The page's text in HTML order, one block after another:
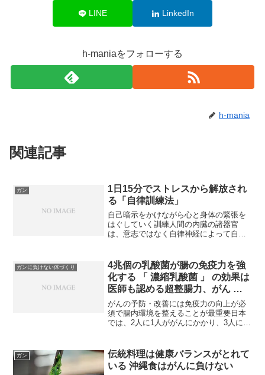
LINE LinkedIn
h-maniaをフォローする
h-mania
関連記事
ガン
1日15分でストレスから解放され
る「自律訓練法」
自己暗示をかけながら心と身体の緊張を
はぐしていく訓練人間の内臓の諸器官
は、意志ではなく自律神経によって自動
と交感神経が作用して緊張が高まり、興
奮する。その後、副交感神経...
ガンに負けない体づくり
4兆個の乳酸菌が腸の免疫力を強
化する 「 濃縮乳酸菌 」 の効果は
医師も認める超整腸力、がん 撃
退力
がんの予防・改善には免疫力の向上が必
須で腸内環境を整えることが最重要日本
では、2人に1人ががんにかかり、3人に1
療の副作用に耐えられる状態を維持する
には、ふだんから体の...
ガン
伝統料理は健康バランスがとれて
いる 沖縄食はがんに負けない